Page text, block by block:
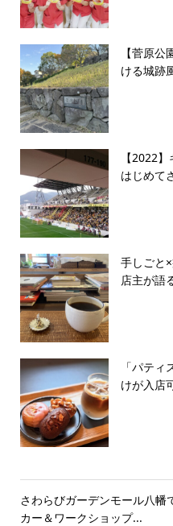
【菅原
ける城跡
【2022
はじめて
手しごと
店主が語
「パテ
けが入店
さわらびガーデンモール八
カー＆ワークショップ...